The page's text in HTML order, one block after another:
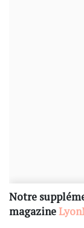
Notre
magazine